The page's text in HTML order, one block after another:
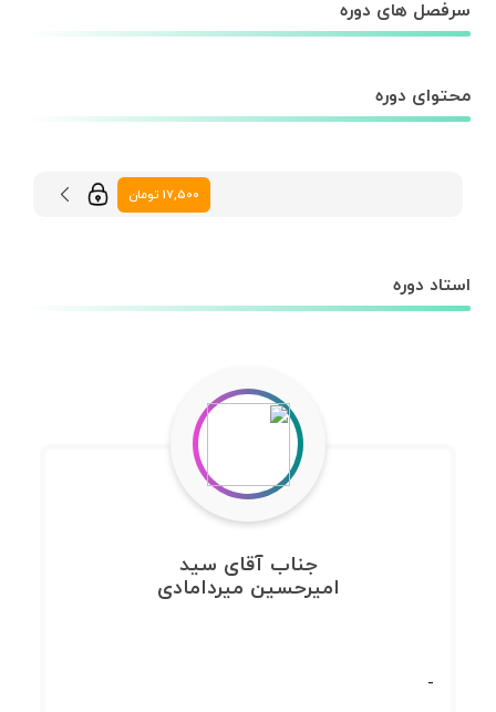
سرفصل های دوره
محتوای دوره
17,500 تومان
استاد دوره
جناب آقای سید
امیرحسین میردامادی
-